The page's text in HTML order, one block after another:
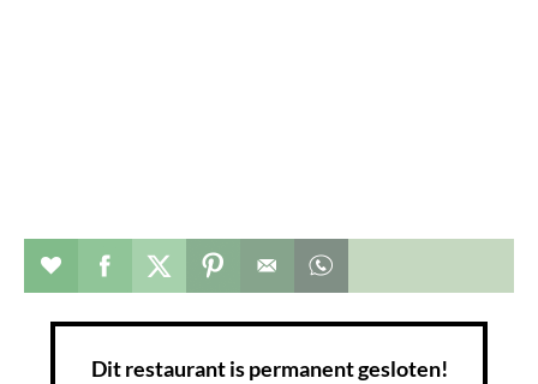
Restaurant toevoegen aan favorieten
Deel dit op facebook
Deel dit op twitter
Deel dit op pinterest
Dit restaurant is permanent gesloten!